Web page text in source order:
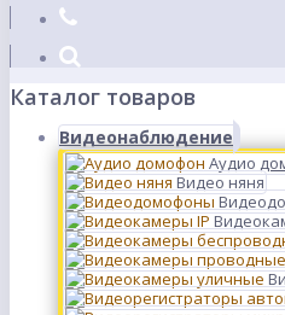
Каталог товаров
Видеонаблюдение
Аудио
Видео няня